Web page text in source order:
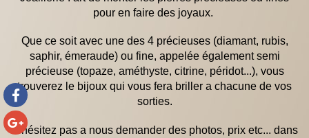
pour en faire des joyaux.
Que ce soit avec une des 4 précieuses (diamant, rubis,
saphir, émeraude) ou fine, appelée également semi
précieuse (topaze, améthyste, citrine, péridot...), vous
trouverez le bijoux qui vous fera briller a chacune de vos
sorties.
N'hésitez pas a nous demander des photos, prix etc... dans